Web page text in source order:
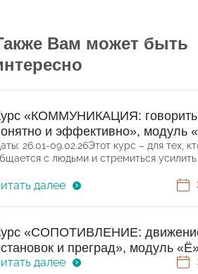
Вам может быть
«КОММУНИКАЦИЯ: говорить
и эффективно», модуль
26.01-09.02.26Этот курс – для тех,
с людьми и стремиться усилить
далее
«СОПОТИВЛЕНИЕ:
и преград», модуль
далее